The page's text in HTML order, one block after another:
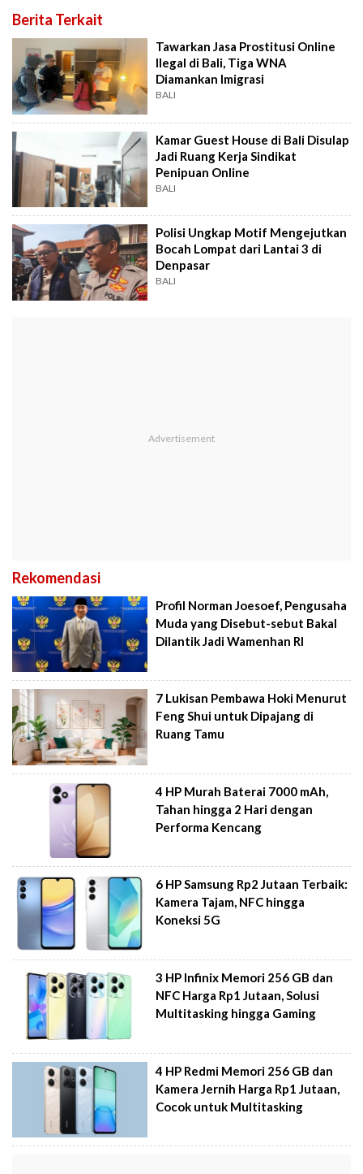
Berita Terkait
Tawarkan Jasa Prostitusi Online
Ilegal di Bali, Tiga WNA
Diamankan Imigrasi
BALI
Kamar Guest House di Bali Disulap
Jadi Ruang Kerja Sindikat
Penipuan Online
BALI
Polisi Ungkap Motif Mengejutkan
Bocah Lompat dari Lantai 3 di
Denpasar
BALI
Rekomendasi
Profil Norman Joesoef, Pengusaha
Muda yang Disebut-sebut Bakal
Dilantik Jadi Wamenhan RI
7 Lukisan Pembawa Hoki Menurut
Feng Shui untuk Dipajang di
Ruang Tamu
4 HP Murah Baterai 7000 mAh,
Tahan hingga 2 Hari dengan
Performa Kencang
6 HP Samsung Rp2 Jutaan Terbaik:
Kamera Tajam, NFC hingga
Koneksi 5G
3 HP Infinix Memori 256 GB dan
NFC Harga Rp1 Jutaan, Solusi
Multitasking hingga Gaming
4 HP Redmi Memori 256 GB dan
Kamera Jernih Harga Rp1 Jutaan,
Cocok untuk Multitasking